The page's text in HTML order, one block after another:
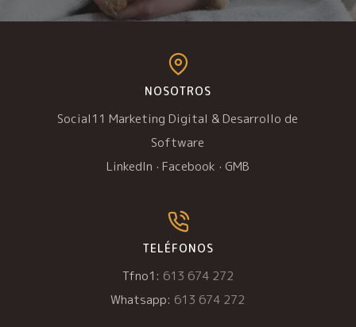
NOSOTROS
Social11 Marketing Digital & Desarrollo de
Software
LinkedIn · Facebook · GMB
TELÉFONOS
Tfno1: 613 674 272
Whatsapp: 613 674 272